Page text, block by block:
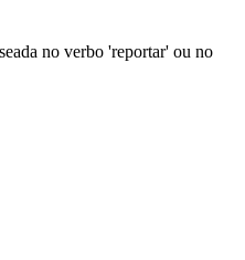
no verbo 'reportar' ou no